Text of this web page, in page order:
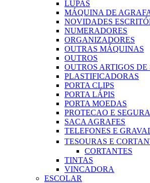
LUPAS
MÁQUINA DE
NOVIDADES
NUMERADORES
ORGANIZADORES
OUTRAS MÁQUINAS
OUTROS
OUTROS ARTIGOS
PLASTIFICADORAS
PORTA CLIPS
PORTA LÁPIS
PORTA MOEDAS
PROTECAO E
SACA AGRAFES
TELEFONES E
TESOURAS E
CORTANTES
TINTAS
VINCADORA
ESCOLAR